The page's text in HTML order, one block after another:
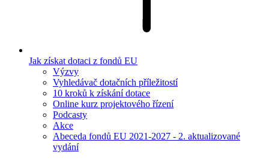
Jak získat dotaci z fondů EU
Výzvy
Vyhledávač dotačních příležitostí
10 kroků k získání dotace
Online kurz projektového řízení
Podcasty
Akce
Abeceda fondů EU 2021-2027 - 2. aktualizované
vydání